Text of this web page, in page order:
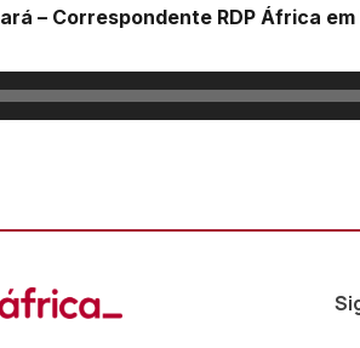
– Correspondente RDP África em